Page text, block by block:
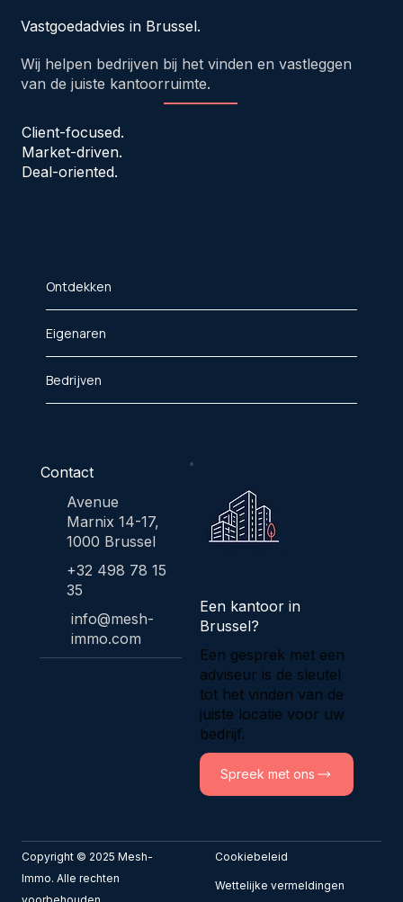
Vastgoedadvies in Brussel.
Wij helpen bedrijven bij het vinden en vastleggen
van de juiste kantoorruimte.
Client-focused.
Market-driven.
Deal-oriented.
Ontdekken
Eigenaren
Bedrijven
Contact
Avenue
Marnix 14-17,
1000 Brussel
+32 498 78 15
35
info@mesh-
immo.com
Een kantoor in
Brussel?
Een gesprek met een
adviseur is de sleutel
tot het vinden van de
juiste locatie voor uw
bedrijf.
Spreek met ons
Copyright © 2025 Mesh-
Immo. Alle rechten
Cookiebeleid
​Wettelijke vermeldingen